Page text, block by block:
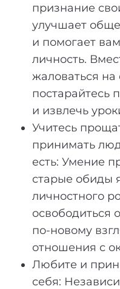
признание
улучшает
и помогает
личность.
жаловаться на
постарайтесь
и извлечь
Учитесь
принимать
есть: Умение
старые обиды
личностного
освободиться
по-новому
отношения с
Любите и
себя: